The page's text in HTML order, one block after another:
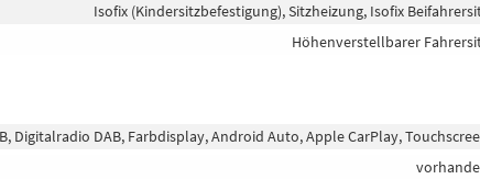
Isofix (Kindersitzbefestigung), Sitzheizung, Isofix
Höhenverstellbarer
Digitalradio DAB, Farbdisplay, Android Auto, Apple CarPlay,